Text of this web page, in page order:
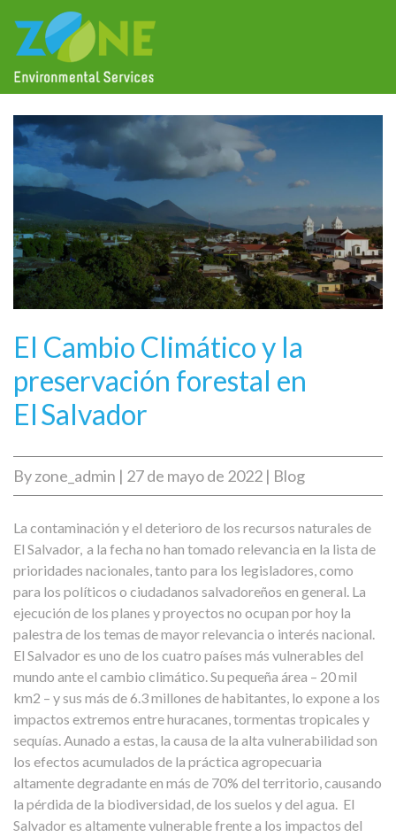
El Cambio Climático y la
preservación forestal en
El Salvador
Byzone_admin | 27 de mayo de 2022 | Blog
La contaminación y el deterioro de los recursos naturales de
El Salvador, a la fecha no han tomado relevancia en la lista de
prioridades nacionales, tanto para los legisladores, como
para los políticos o ciudadanos salvadoreños en general. La
ejecución de los planes y proyectos no ocupan por hoy la
palestra de los temas de mayor relevancia o interés nacional.
El Salvador es uno de los cuatro países más vulnerables del
mundo ante el cambio climático. Su pequeña área – 20 mil
km2 – y sus más de 6.3 millones de habitantes, lo expone a los
impactos extremos entre huracanes, tormentas tropicales y
sequías. Aunado a estas, la causa de la alta vulnerabilidad son
los efectos acumulados de la práctica agropecuaria
altamente degradante en más de 70% del territorio, causando
la pérdida de la biodiversidad, de los suelos y del agua. El
Salvador es altamente vulnerable frente a los impactos del